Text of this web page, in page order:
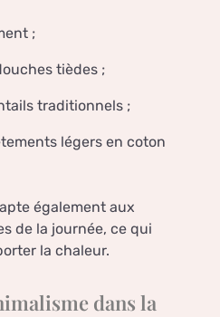
;
tièdes ;
traditionnels ;
légers en coton
également aux
de la journée, ce qui
la chaleur.
dans la